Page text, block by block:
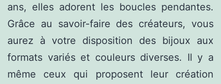
ans, elles adorent les boucles pendantes.
Grâce au savoir-faire des créateurs, vous
aurez à votre disposition des bijoux aux
formats variés et couleurs diverses. Il y a
même ceux qui proposent leur création